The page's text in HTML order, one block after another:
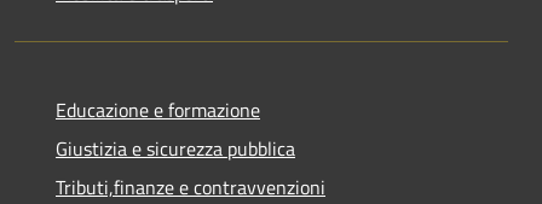
Educazione e formazione
Giustizia e sicurezza pubblica
Tributi,finanze e contravvenzioni